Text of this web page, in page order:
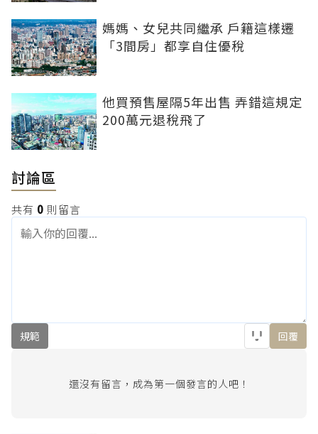
媽媽、女兒共同繼承 戶籍這樣遷
「3間房」都享自住優稅
他買預售屋隔5年出售 弄錯這規定
200萬元退稅飛了
討論區
共有 0 則留言
規範 回覆
還沒有留言，成為第一個發言的人吧！